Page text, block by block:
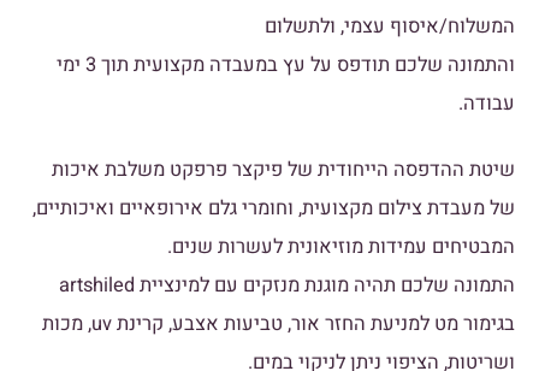
המשלוח/איסוף עצמי, ולתשלום
והתמונה שלכם תודפס על עץ במעבדה מקצועית תוך 3 ימי
עבודה.
שיטת ההדפסה הייחודית של פיקצר פרפקט משלבת איכות
של מעבדת צילום מקצועית, וחומרי גלם אירופאיים ואיכותיים,
המבטיחים עמידות מוזיאונית לעשרות שנים.
התמונה שלכם תהיה מוגנת מנזקים עם למינציית artshiled
בגימור מט למניעת החזר אור, טביעות אצבע, קרינת uv, מכות
ושריטות, הציפוי ניתן לניקוי במים.